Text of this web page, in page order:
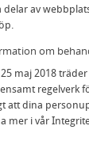
delar av
om
25 maj 2018
regelverk
att dina
mer i vår